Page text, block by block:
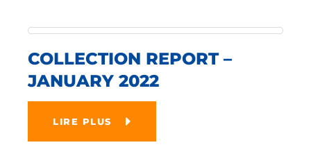
COLLECTION REPORT –
JANUARY 2022
LIRE PLUS